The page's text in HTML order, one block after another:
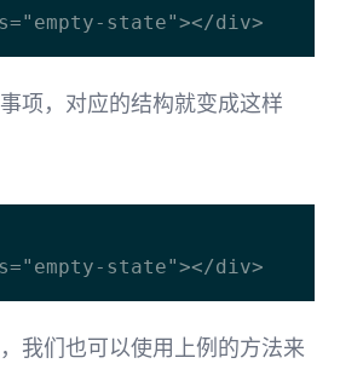
项，对应的结构就变成这样
我们也可以使用上例的方法来